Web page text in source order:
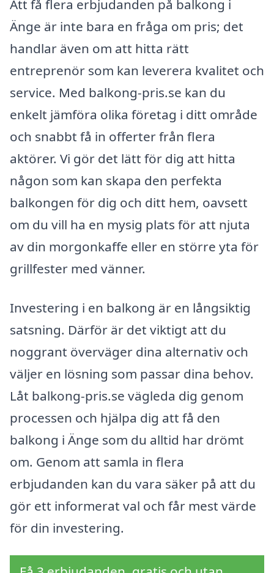
Att få flera erbjudanden på balkong i
Änge är inte bara en fråga om pris; det
handlar även om att hitta rätt
entreprenör som kan leverera kvalitet och
service. Med balkong-pris.se kan du
enkelt jämföra olika företag i ditt område
och snabbt få in offerter från flera
aktörer. Vi gör det lätt för dig att hitta
någon som kan skapa den perfekta
balkongen för dig och ditt hem, oavsett
om du vill ha en mysig plats för att njuta
av din morgonkaffe eller en större yta för
grillfester med vänner.
Investering i en balkong är en långsiktig
satsning. Därför är det viktigt att du
noggrant överväger dina alternativ och
väljer en lösning som passar dina behov.
Låt balkong-pris.se vägleda dig genom
processen och hjälpa dig att få den
balkong i Änge som du alltid har drömt
om. Genom att samla in flera
erbjudanden kan du vara säker på att du
gör ett informerat val och får mest värde
för din investering.